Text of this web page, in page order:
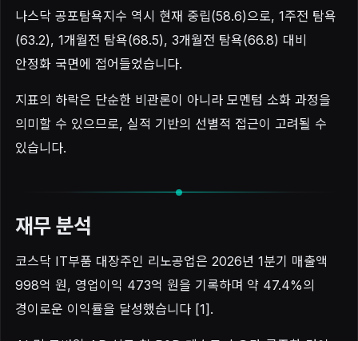
나스닥 공포탐욕지수 역시 현재 중립(58.6)으로, 1주전 탐욕
(63.2), 1개월전 탐욕(68.5), 3개월전 탐욕(66.8) 대비
안정화 국면에 접어들었습니다.
지표의 하락은 단순한 비관론이 아니라 모멘텀 소화 과정을
의미할 수 있으므로, 실적 기반의 선별적 접근이 고려될 수
있습니다.
재무 분석
코스닥 IT부품 대장주인 리노공업은 2026년 1분기 매출액
998억 원, 영업이익 473억 원을 기록하며 약 47.4%의
경이로운 이익률을 달성했습니다 [1].